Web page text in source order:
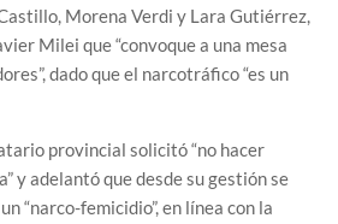
Morena Verdi y Lara Gutiérrez,
Milei que “convoque a una mesa
dado que el narcotráfico “es un
provincial solicitó “no hacer
y adelantó que desde su gestión se
“narco-femicidio”, en línea con la